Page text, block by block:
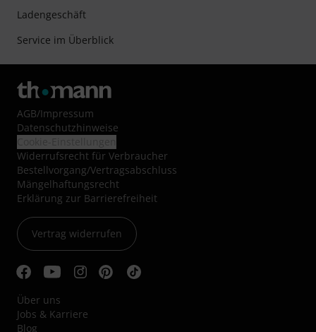
Ladengeschäft
Service im Überblick
AGB/Impressum
Datenschutzhinweise
Widerrufsrecht für Verbraucher
Bestellvorgang/Vertragsabschluss
Mängelhaftungsrecht
Erklärung zur Barrierefreiheit
Vertrag widerrufen
Über uns
Jobs & Karriere
Blog